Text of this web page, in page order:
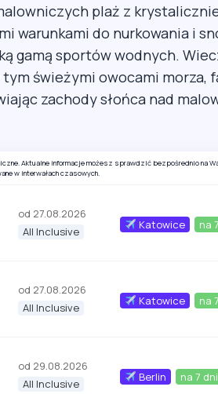
plaż z
warunkami do nurkowania i
gamą sportów wodnych.
świeżymi owocami morza,
zachody słońca nad
Aktualne informacje możesz sprawdzić bezpośrednio na
w interwałach czasowych.
od 27.08.2026
All Inclusive
Katowice na
od 27.08.2026
All Inclusive
Katowice na
od 29.08.2026
All Inclusive
Berlin na 7 dni